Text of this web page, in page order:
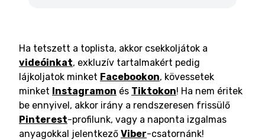
Ha tetszett a toplista, akkor csekkoljátok a
videóinkat, exkluzív tartalmakért pedig
lájkoljatok minket Facebookon, kövessetek
minket Instagramon és Tiktokon! Ha nem éritek
be ennyivel, akkor irány a rendszeresen frissülő
Pinterest-profilunk, vagy a naponta izgalmas
anyagokkal jelentkező Viber-csatornánk!